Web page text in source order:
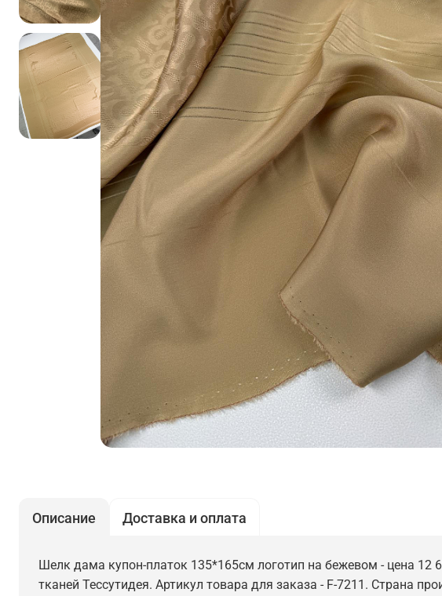
Описание Доставка и оплата
Шелк дама купон-платок 135*165см логотип на бежевом - цена 12
тканей Тессутидея. Артикул товара для заказа - F-7211. Страна